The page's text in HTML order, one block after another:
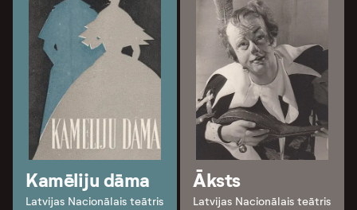
Kamēliju dāma
Latvijas Nacionālais teātris
Āksts
Latvijas Nacionālais teātris